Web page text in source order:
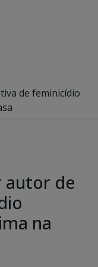
de feminicídio
autor de
na